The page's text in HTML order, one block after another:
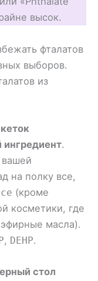
высок.
фталатов
выборов.
из
ингредиент.
вашей
на полку все,
(кроме
косметики, где
масла).
, DEHP.
стол